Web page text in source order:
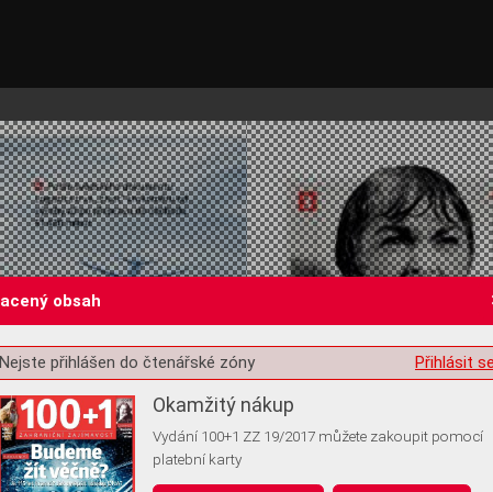
o souhlas s ukládáním volitelných informací
obsah
Přihlásit
Nejste přihlášen do čtenářské zóny
Okamžitý nákup
Vydání 100+1 ZZ 19/2017 můžete zakoupit pomocí
platební karty